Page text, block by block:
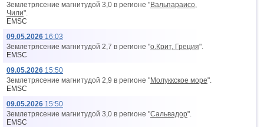
Землетрясение магнитудой 3,0 в регионе "Вальпараисо,
Чили".
EMSC
09.05.2026 16:03
Землетрясение магнитудой 2,7 в регионе "о.Крит, Греция".
EMSC
09.05.2026 15:50
Землетрясение магнитудой 2,9 в регионе "Молуккское море".
EMSC
09.05.2026 15:50
Землетрясение магнитудой 3,0 в регионе "Сальвадор".
EMSC